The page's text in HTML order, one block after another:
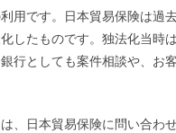
用です。日本貿易保険は過
したものです。独法化当時
行としても案件相談や、お
、日本貿易保険に問い合わ